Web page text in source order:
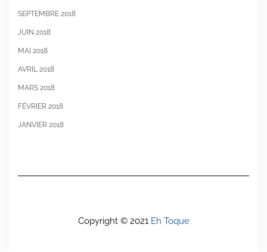
SEPTEMBRE 2018
JUIN 2018
MAI 2018
AVRIL 2018
MARS 2018
FÉVRIER 2018
JANVIER 2018
Copyright © 2021 Eh Toque